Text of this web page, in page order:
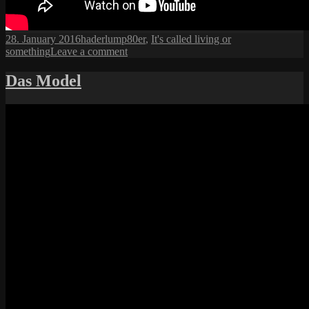
Posted
on
28. January 2016Author
haderlumpCategories
80er, It's called living or
somethingLeave a commenton
Das Model